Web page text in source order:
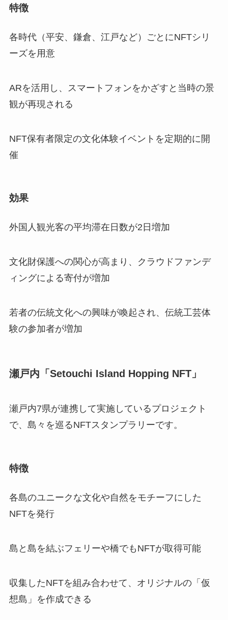
特徴
各時代（平安、鎌倉、江戸など）ごとにNFTシリ
ーズを用意
ARを活用し、スマートフォンをかざすと当時の景
観が再現される
NFT保有者限定の文化体験イベントを定期的に開
催
効果
外国人観光客の平均滞在日数が2日増加
文化財保護への関心が高まり、クラウドファンデ
ィングによる寄付が増加
若者の伝統文化への興味が喚起され、伝統工芸体
験の参加者が増加
瀬戸内「Setouchi Island Hopping NFT」
瀬戸内7県が連携して実施しているプロジェクト
で、島々を巡るNFTスタンプラリーです。
特徴
各島のユニークな文化や自然をモチーフにした
NFTを発行
島と島を結ぶフェリーや橋でもNFTが取得可能
収集したNFTを組み合わせて、オリジナルの「仮
想島」を作成できる